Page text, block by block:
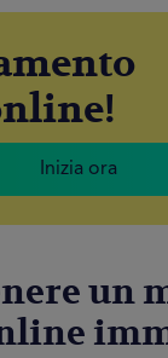
Inizia ora
un